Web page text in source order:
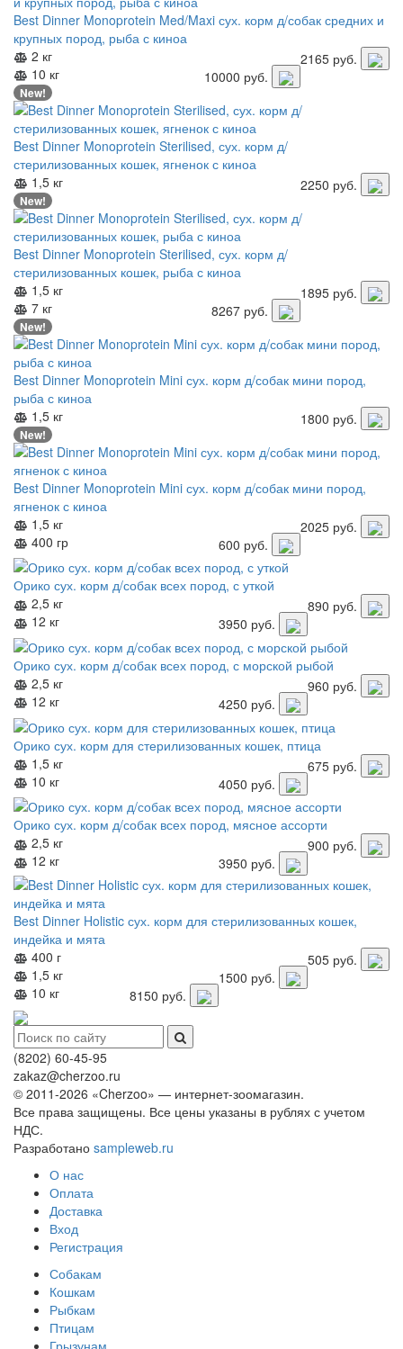
Best Dinner Monoprotein Med/Maxi сух. корм д/собак средних и
крупных пород, рыба с киноа
2 кг
2165 руб.
10 кг
10000 руб.
New!
Best Dinner Monoprotein Sterilised, сух. корм д/
стерилизованных кошек, ягненок с киноа
1,5 кг
2250 руб.
New!
Best Dinner Monoprotein Sterilised, сух. корм д/
стерилизованных кошек, рыба с киноа
1,5 кг
1895 руб.
7 кг
8267 руб.
New!
Best Dinner Monoprotein Mini сух. корм д/собак мини пород,
рыба с киноа
1,5 кг
1800 руб.
New!
Best Dinner Monoprotein Mini сух. корм д/собак мини пород,
ягненок с киноа
1,5 кг
2025 руб.
400 гр
600 руб.
Орико сух. корм д/собак всех пород, с уткой
2,5 кг
890 руб.
12 кг
3950 руб.
Орико сух. корм д/собак всех пород, с морской рыбой
2,5 кг
960 руб.
12 кг
4250 руб.
Орико сух. корм для стерилизованных кошек, птица
1,5 кг
675 руб.
10 кг
4050 руб.
Орико сух. корм д/собак всех пород, мясное ассорти
2,5 кг
900 руб.
12 кг
3950 руб.
Best Dinner Holistic сух. корм для стерилизованных кошек,
индейка и мята
400 г
505 руб.
1,5 кг
1500 руб.
10 кг
8150 руб.
(8202) 60-45-95
zakaz@cherzoo.ru
© 2011-2026 «Cherzoo» — интернет-зоомагазин.
Все права защищены. Все цены указаны в рублях с учетом
НДС.
Разработано sampleweb.ru
О нас
Оплата
Доставка
Вход
Регистрация
Собакам
Кошкам
Рыбкам
Птицам